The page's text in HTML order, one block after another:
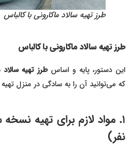
طرز تهیه سالاد ماکارونی با کالباس
طرز تهیه سالاد ماکارونی با کالباس
این دستور، پایه و اساسطرز تهیه سالاد
که می‌توانید آن را به سادگی در منزل تهیه
نفر)